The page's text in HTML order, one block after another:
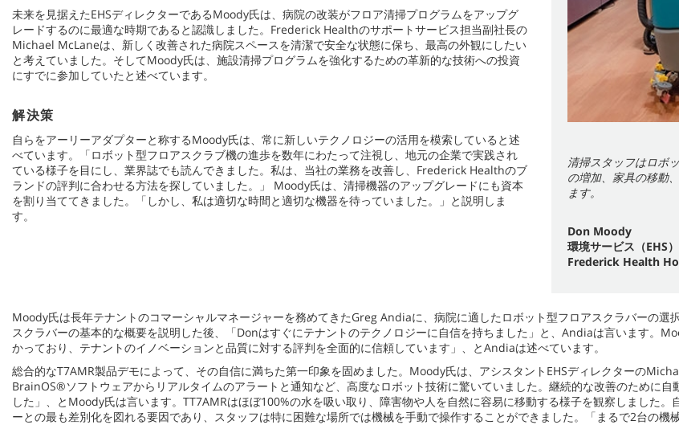
未来を見据えたEHSディレクターであるMoody氏は、病院の改装がフロア清掃プログラムをアップグ
レードするのに最適な時期であると認識しました。Frederick Healthのサポートサービス担当副社長の
Michael McLaneは、新しく改善された病院スペースを清潔で安全な状態に保ち、最高の外観にしたい
と考えていました。そしてMoody氏は、施設清掃プログラムを強化するための革新的な技術への投資
にすでに参加していたと述べています。
解決策
自らをアーリーアダプターと称するMoody氏は、常に新しいテクノロジーの活用を模索していると述
べています。「ロボット型フロアスクラブ機の進歩を数年にわたって注視し、地元の企業で実践され
ている様子を目にし、業界誌でも読んできました。私は、当社の業務を改善し、Frederick Healthのブ
ランドの評判に合わせる方法を探していました。」 Moody氏は、清掃機器のアップグレードにも資本
を割り当ててきました。「しかし、私は適切な時間と適切な機器を待っていました。」と説明しま
す。
清掃スタッフはロボ
の増加、家具の移動
ます。
Don Moody
環境サービス（EHS
Frederick Health
Moody氏は長年テナントのコマーシャルマネージャーを務めてきたGreg Andiaに、病院に適したロボット型フロアスクラバーの
スクラバーの基本的な概要を説明した後、「Donはすぐにテナントのテクノロジーに自信を持ちました」と、Andiaは言います。
かっており、テナントのイノベーションと品質に対する評判を全面的に信頼しています」、とAndiaは述べています。
総合的なT7AMR製品デモによって、その自信に満ちた第一印象を固めました。Moody氏は、アシスタントEHSディレクターの
BrainOS®ソフトウェアからリアルタイムのアラートと通知など、高度なロボット技術に驚いていました。継続的な改善のために
した」、とMoody氏は言います。TT7AMRはほぼ100%の水を吸い取り、障害物や人を自然に容易に移動する様子を観察しました
ーとの最も差別化を図れる要因であり、スタッフは特に困難な場所では機械を手動で操作することができました。「まるで2台の機